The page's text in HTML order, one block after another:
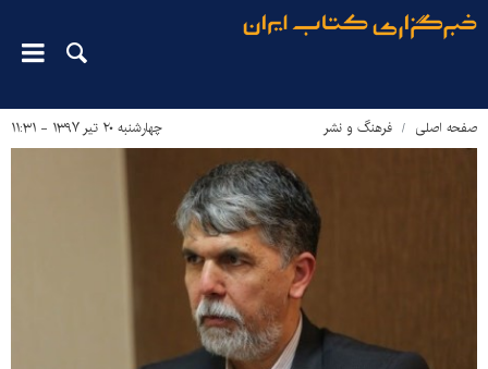
صفحه اصلی فرهنگ و نشر چهارشنبه ۲۰ تیر ۱۳۹۷ - ۱۱:۳۱